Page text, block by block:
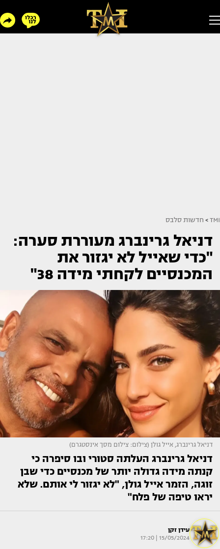
TMI
> חדשות סלבס
דניאל גרינברג מעוררת סערה:
"כדי שאייל לא יגזור את
המכנסיים לקחתי מידה 38"
דניאל גרינברג, אייל גולן (צילום: צילום מסך אינסטגרם)
דניאל גרינברג העלתה סטורי ובו סיפרה כי
קנתה מידה גדולה יותר של מכנסיים כדי שבן
זוגה, הזמר אייל גולן, "לא יגזור לי אותם. שלא
יראו טיפה של פלח"
עידן זקן
15/05/2024 | 17:20